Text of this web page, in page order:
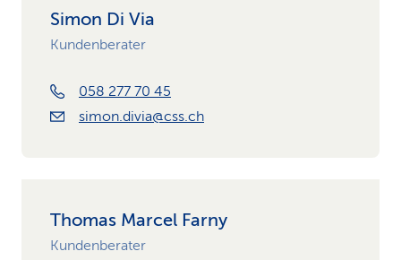
Simon Di Via
Kundenberater
058 277 70 45
simon.divia@css.ch
Thomas Marcel Farny
Kundenberater